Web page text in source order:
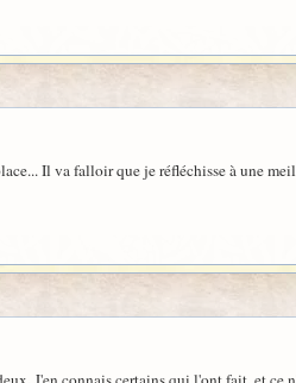
Il va falloir que je réfléchisse à une